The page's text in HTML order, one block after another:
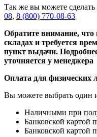
Так же вы можете сделать
08, 8 (800) 770-08-63
Обратите внимание,
складах и требуется
пункт выдачи.
уточняется у менеджера
Оплата для физических
Вы можете выбрать один
Наличными при
Банковской картой
Банковской картой